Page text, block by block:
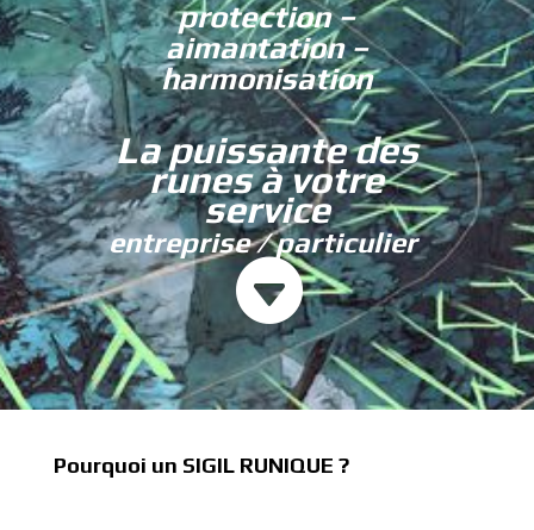
protection –
aimantation –
harmonisation
La puissante des
runes à votre
service
entreprise / particulier

Pourquoi un SIGIL RUNIQUE ?